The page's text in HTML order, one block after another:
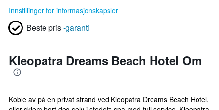
Innstillinger for informasjonskapsler
Beste pris-garanti
Kleopatra Dreams Beach Hotel Om
Koble av på en privat strand ved Kleopatra Dreams Beach Hotel,